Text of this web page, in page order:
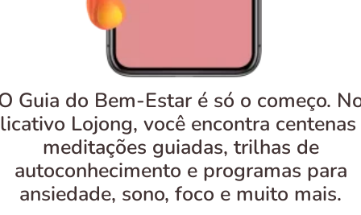
Guia do Bem-Estar é só o começo.
Lojong, você encontra
meditações guiadas, trilhas de
autoconhecimento e programas para
ansiedade, sono, foco e muito mais.